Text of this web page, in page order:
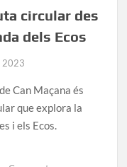
circular des
dels Ecos
2023
Can Maçana és
que explora la
i els Ecos.